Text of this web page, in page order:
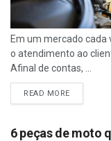
Em um mercado
o atendimento ao
Afinal de contas, ...
READ MORE
6 peças de moto